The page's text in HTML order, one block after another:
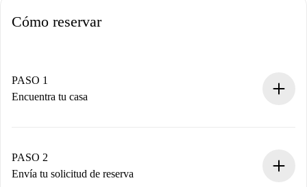
Cómo reservar
PASO 1
Encuentra tu casa
Tienes toda la información necesaria por adelantado.
PASO 2
Envía tu solicitud de reserva